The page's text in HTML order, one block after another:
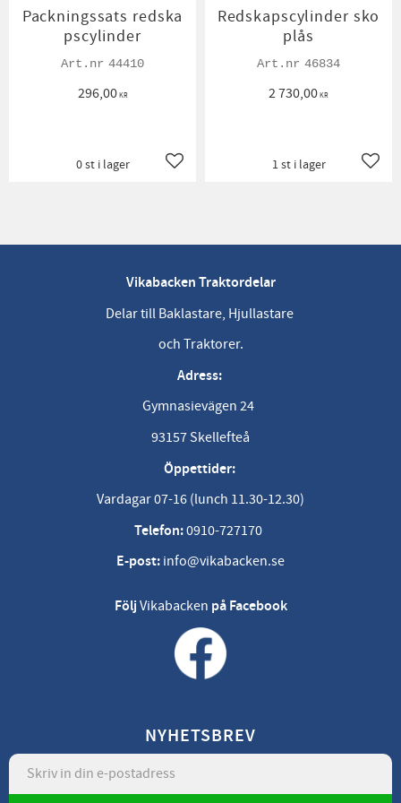
Packningssats redska
pscylinder
44410
296,00KR
Lägg till i favoriter
0 st i lager
Redskapscylinder sko
plås
46834
2 730,00KR
1 st i lager
Vikabacken Traktordelar
Delar till Baklastare, Hjullastare
och Traktorer.
Adress:
Gymnasievägen 24
93157 Skellefteå
Öppettider:
Vardagar 07-16 (lunch 11.30-12.30)
Telefon:0910-727170
E-post: info@vikabacken.se
FöljVikabacken på Facebook
NYHETSBREV